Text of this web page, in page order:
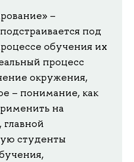
–
под
обучения их
процесс
окружения,
– понимание, как
на
главной
студенты